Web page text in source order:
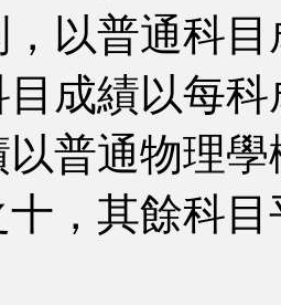
以普通科
目成績以每
普通物理
，其餘科